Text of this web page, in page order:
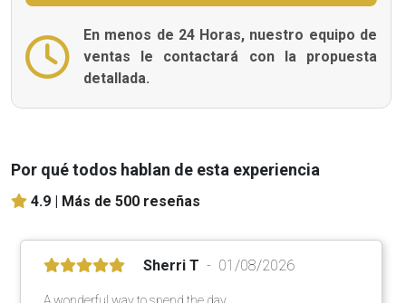
En menos de 24 Horas, nuestro equipo de
ventas le contactará con la propuesta
detallada.
Por qué todos hablan de esta experiencia
4.9 | Más de 500 reseñas
Sherri T 01/08/2026
A wonderful way to spend the day